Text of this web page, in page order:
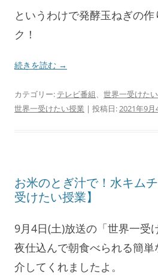
というわけで発酵玉ねぎの
ク！
続きを読む →
カテゴリー: テレビ番組、 世界一受けた
世界一受けたい授業 | 投稿日:2021年9月
お米のとぎ汁で！水キム
受けたい授業】
9月4日(土)放送の「世界一受
夜仕込んで朝食べられる簡単
介してくれましたよ。